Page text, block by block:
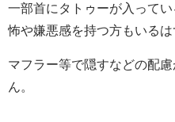
一部首にタトゥーが入って
怖や嫌悪感を持つ方もいるは
マフラー等で隠すなどの配
ん。